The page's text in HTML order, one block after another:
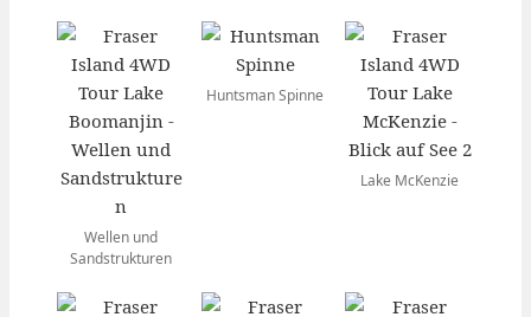
Wellen und
Sandstrukturen
Huntsman Spinne
Lake McKenzie